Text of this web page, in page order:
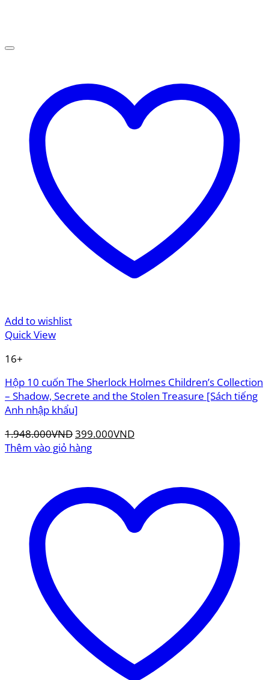
Add to wishlist
Quick View
16+
Hộp 10 cuốn The Sherlock Holmes Children’s Collection
– Shadow, Secrete and the Stolen Treasure [Sách tiếng
Anh nhập khẩu]
1.948.000VNDGiá
gốc
399.000VNDGiá
399.000VND.
Thêm vào giỏ hàng